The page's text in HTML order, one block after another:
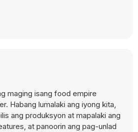
maging isang food empire
Habang lumalaki ang iyong kita,
ang produksyon at mapalaki ang
at panoorin ang pag-unlad